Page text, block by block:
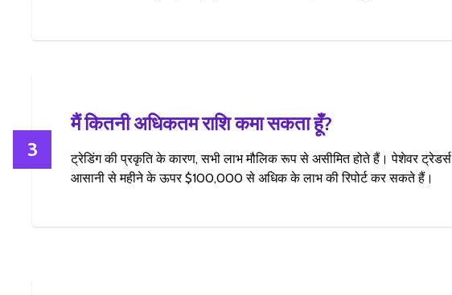
3
मैं कितनी अधिकतम राशि कमा सकता हूँ?
ट्रेडिंग की प्रकृति के कारण, सभी लाभ मौलिक रूप से असीमित होते हैं। पेशेवर ट्रेडर्स
आसानी से महीने के ऊपर $100,000 से अधिक के लाभ की रिपोर्ट कर सकते हैं।